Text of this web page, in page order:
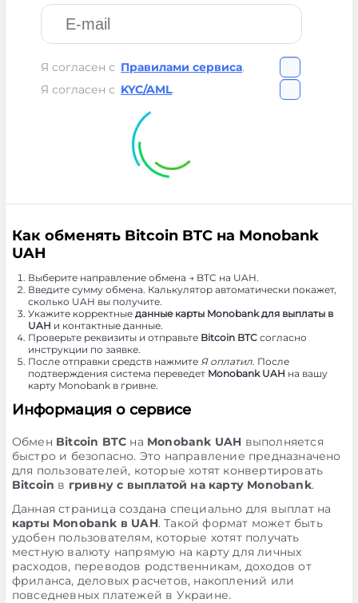
Я согласен с Правилами сервиса.
Я согласен с KYC/AML.
Как обменять Bitcoin BTC на Monobank
UAH
Выберите направление обмена → BTC на UAH.
Введите сумму обмена. Калькулятор автоматически покажет,
сколько UAH вы получите.
Укажите корректные данные карты Monobank для выплаты в
UAH и контактные данные.
Проверьте реквизиты и отправьте Bitcoin BTCсогласно
инструкции по заявке.
После отправки средств нажмите Я оплатил. После
подтверждения система переведет Monobank UAH на вашу
карту Monobank в гривне.
Информация о сервисе
Обмен Bitcoin BTC на Monobank UAH выполняется
быстро и безопасно. Это направление предназначено
для пользователей, которые хотят конвертировать
Bitcoin в гривну с выплатой на карту Monobank.
Данная страница создана специально для выплат на
карты Monobank в UAH. Такой формат может быть
удобен пользователям, которые хотят получать
местную валюту напрямую на карту для личных
расходов, переводов родственникам, доходов от
фриланса, деловых расчетов, накоплений или
повседневных платежей в Украине.